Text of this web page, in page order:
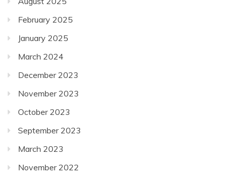
February 2025
January 2025
March 2024
December 2023
November 2023
October 2023
September 2023
March 2023
November 2022